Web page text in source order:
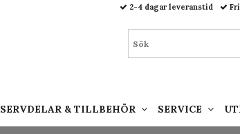
2-4 dagar leveranstid
& TILLBEHÖR SERVICE